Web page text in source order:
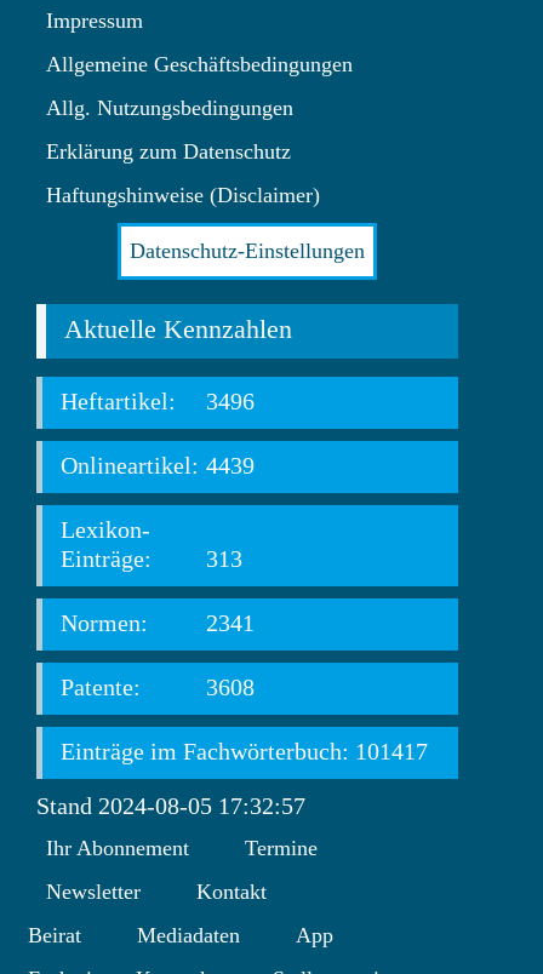
Impressum
Allgemeine Geschäftsbedingungen
Allg. Nutzungsbedingungen
Erklärung zum Datenschutz
Haftungshinweise (Disclaimer)
Datenschutz-Einstellungen
Aktuelle Kennzahlen
Heftartikel: 3496
Onlineartikel: 4439
Lexikon-
Einträge:
313
Normen: 2341
Patente: 3608
Einträge im Fachwörterbuch: 101417
Stand 2024-08-05 17:32:57
Ihr Abonnement
Termine
Newsletter
Kontakt
Beirat
Mediadaten
App